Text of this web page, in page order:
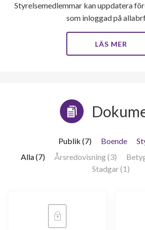
Styrelsemedlemmar kan uppdatera
som inloggad på
LÄS MER
Publik (7) Boende
Alla (7)
Årsredovisning (3)
Stadgar (1)